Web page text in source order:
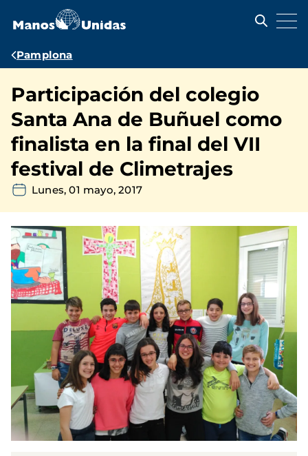
contenido
Ruta
navegación
Pamplona
Participación del colegio
Santa Ana de Buñuel como
finalista en la final del VII
festival de Climetrajes
Lunes, 01 mayo, 2017